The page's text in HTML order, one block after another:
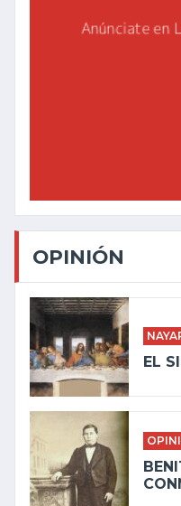
OPINIÓN
EL